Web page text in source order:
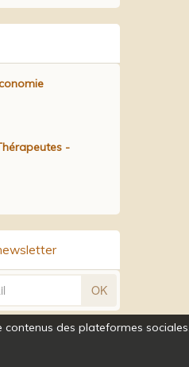
-
OK
des plateformes